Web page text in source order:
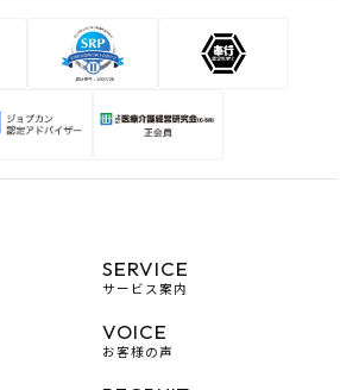
SERVICE
サービス案内
VOICE
お客様の声